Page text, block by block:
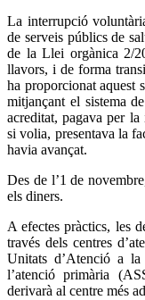
La interrupció
de serveis públics de
de la Llei orgànica 2/
llavors, i de forma
ha proporcionat aquest
mitjançant el sistema
acreditat, pagava per
si volia, presentava la
havia avançat.
Des de l’1 de
els diners.
A efectes pràctics, les
través dels centres
Unitats d’Atenció a
l’atenció primària
derivarà al centre més